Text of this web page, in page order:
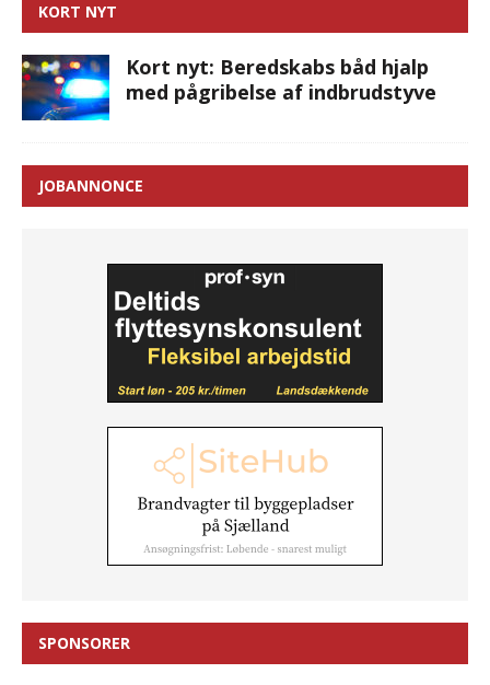
KORT NYT
Kort nyt: Beredskabs båd hjalp
med pågribelse af indbrudstyve
JOBANNONCE
SPONSORER